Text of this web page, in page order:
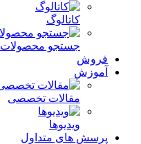
کاتالوگ
جستجو محصولات
فروش
آموزش
مقالات تخصصی
ویدیوها
پرسش های متداول